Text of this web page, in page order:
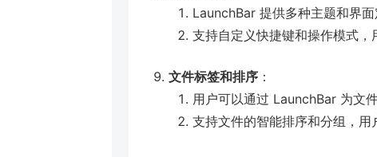
LaunchBar 提供多种主题和界
支持自定义快捷键和操作模式，
文件标签和排序 ：
用户可以通过 LaunchBar 为文
支持文件的智能排序和分组，用